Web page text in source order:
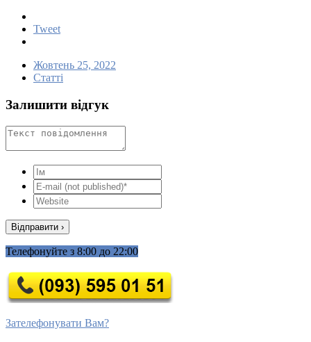
Tweet
Жовтень 25, 2022
Статті
Залишити відгук
Телефонуйте з 8:00 до 22:00
Зателефонувати Вам?